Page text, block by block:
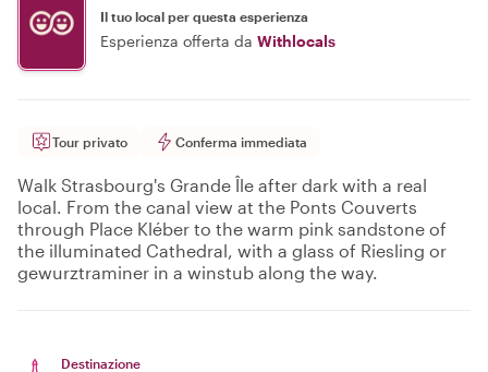
Il tuo local per questa esperienza
Esperienza offerta da Withlocals
Tour privato Conferma immediata
Walk Strasbourg's Grande Île after dark with a real
local. From the canal view at the Ponts Couverts
through Place Kléber to the warm pink sandstone of
the illuminated Cathedral, with a glass of Riesling or
gewurztraminer in a winstub along the way.
Destinazione